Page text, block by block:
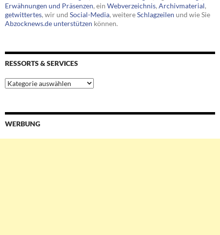
Erwähnungen und Präsenzen, ein Webverzeichnis, Archivmaterial,
getwittertes, wir und Social-Media, weitereSchlagzeilen und wie Sie
Abzocknews.de unterstützen können.
RESSORTS & SERVICES
Ressorts
&
WERBUNG